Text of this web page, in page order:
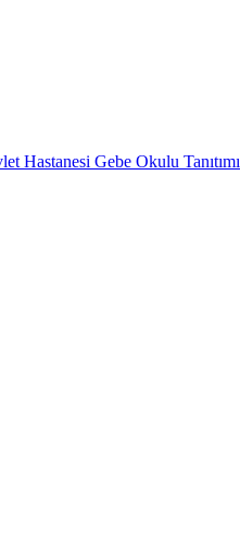
Hastanesi Gebe Okulu Tanıtımı